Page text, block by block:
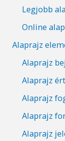
Legjobb
Online
Alaprajz
Alaprajz
Alaprajz
Alaprajz
Alaprajz
Alaprajz